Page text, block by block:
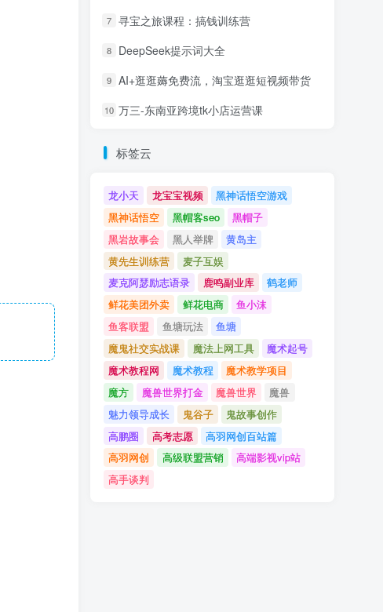
7 寻宝之旅课程：搞钱训练营
8 DeepSeek提示词大全
9 AI+逛逛薅免费流，淘宝逛逛短视频带货
10 万三-东南亚跨境tk小店运营课
标签云
龙小天 龙宝宝视频
黑神话悟空游戏
黑神话悟空
黑帽客seo
黑帽子
黑岩故事会
黑人举牌
黄岛主
黄先生训练营
麦子互娱
麦克阿瑟励志语录
鹿鸣副业库
鹤老师
鲜花美团外卖
鲜花电商
鱼小沫
鱼客联盟
鱼塘玩法
鱼塘
魔鬼社交实战课
魔法上网工具
魔术起号
魔术教程网
魔术教程
魔术教学项目
魔方
魔兽世界打金 魔兽世界
魔兽
魅力领导成长
鬼谷子
鬼故事创作
高鹏圈
高考志愿
高羽网创百站篇
高羽网创
高级联盟营销
高端影视vip站
高手谈判